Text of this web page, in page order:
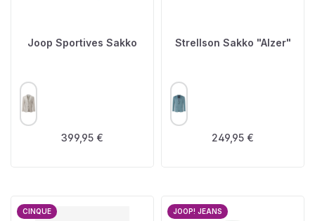
Joop Sportives Sakko
FARBE
Regulärer Preis:
399,95 €
Strellson Sakko "Alzer"
FARBE
Regulärer Preis:
249,95 €
CINQUE JOOP! JEANS